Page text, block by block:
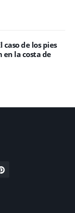
caso de los pies
en la costa de